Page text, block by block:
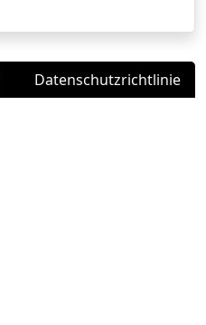
Datenschutzrichtlinie